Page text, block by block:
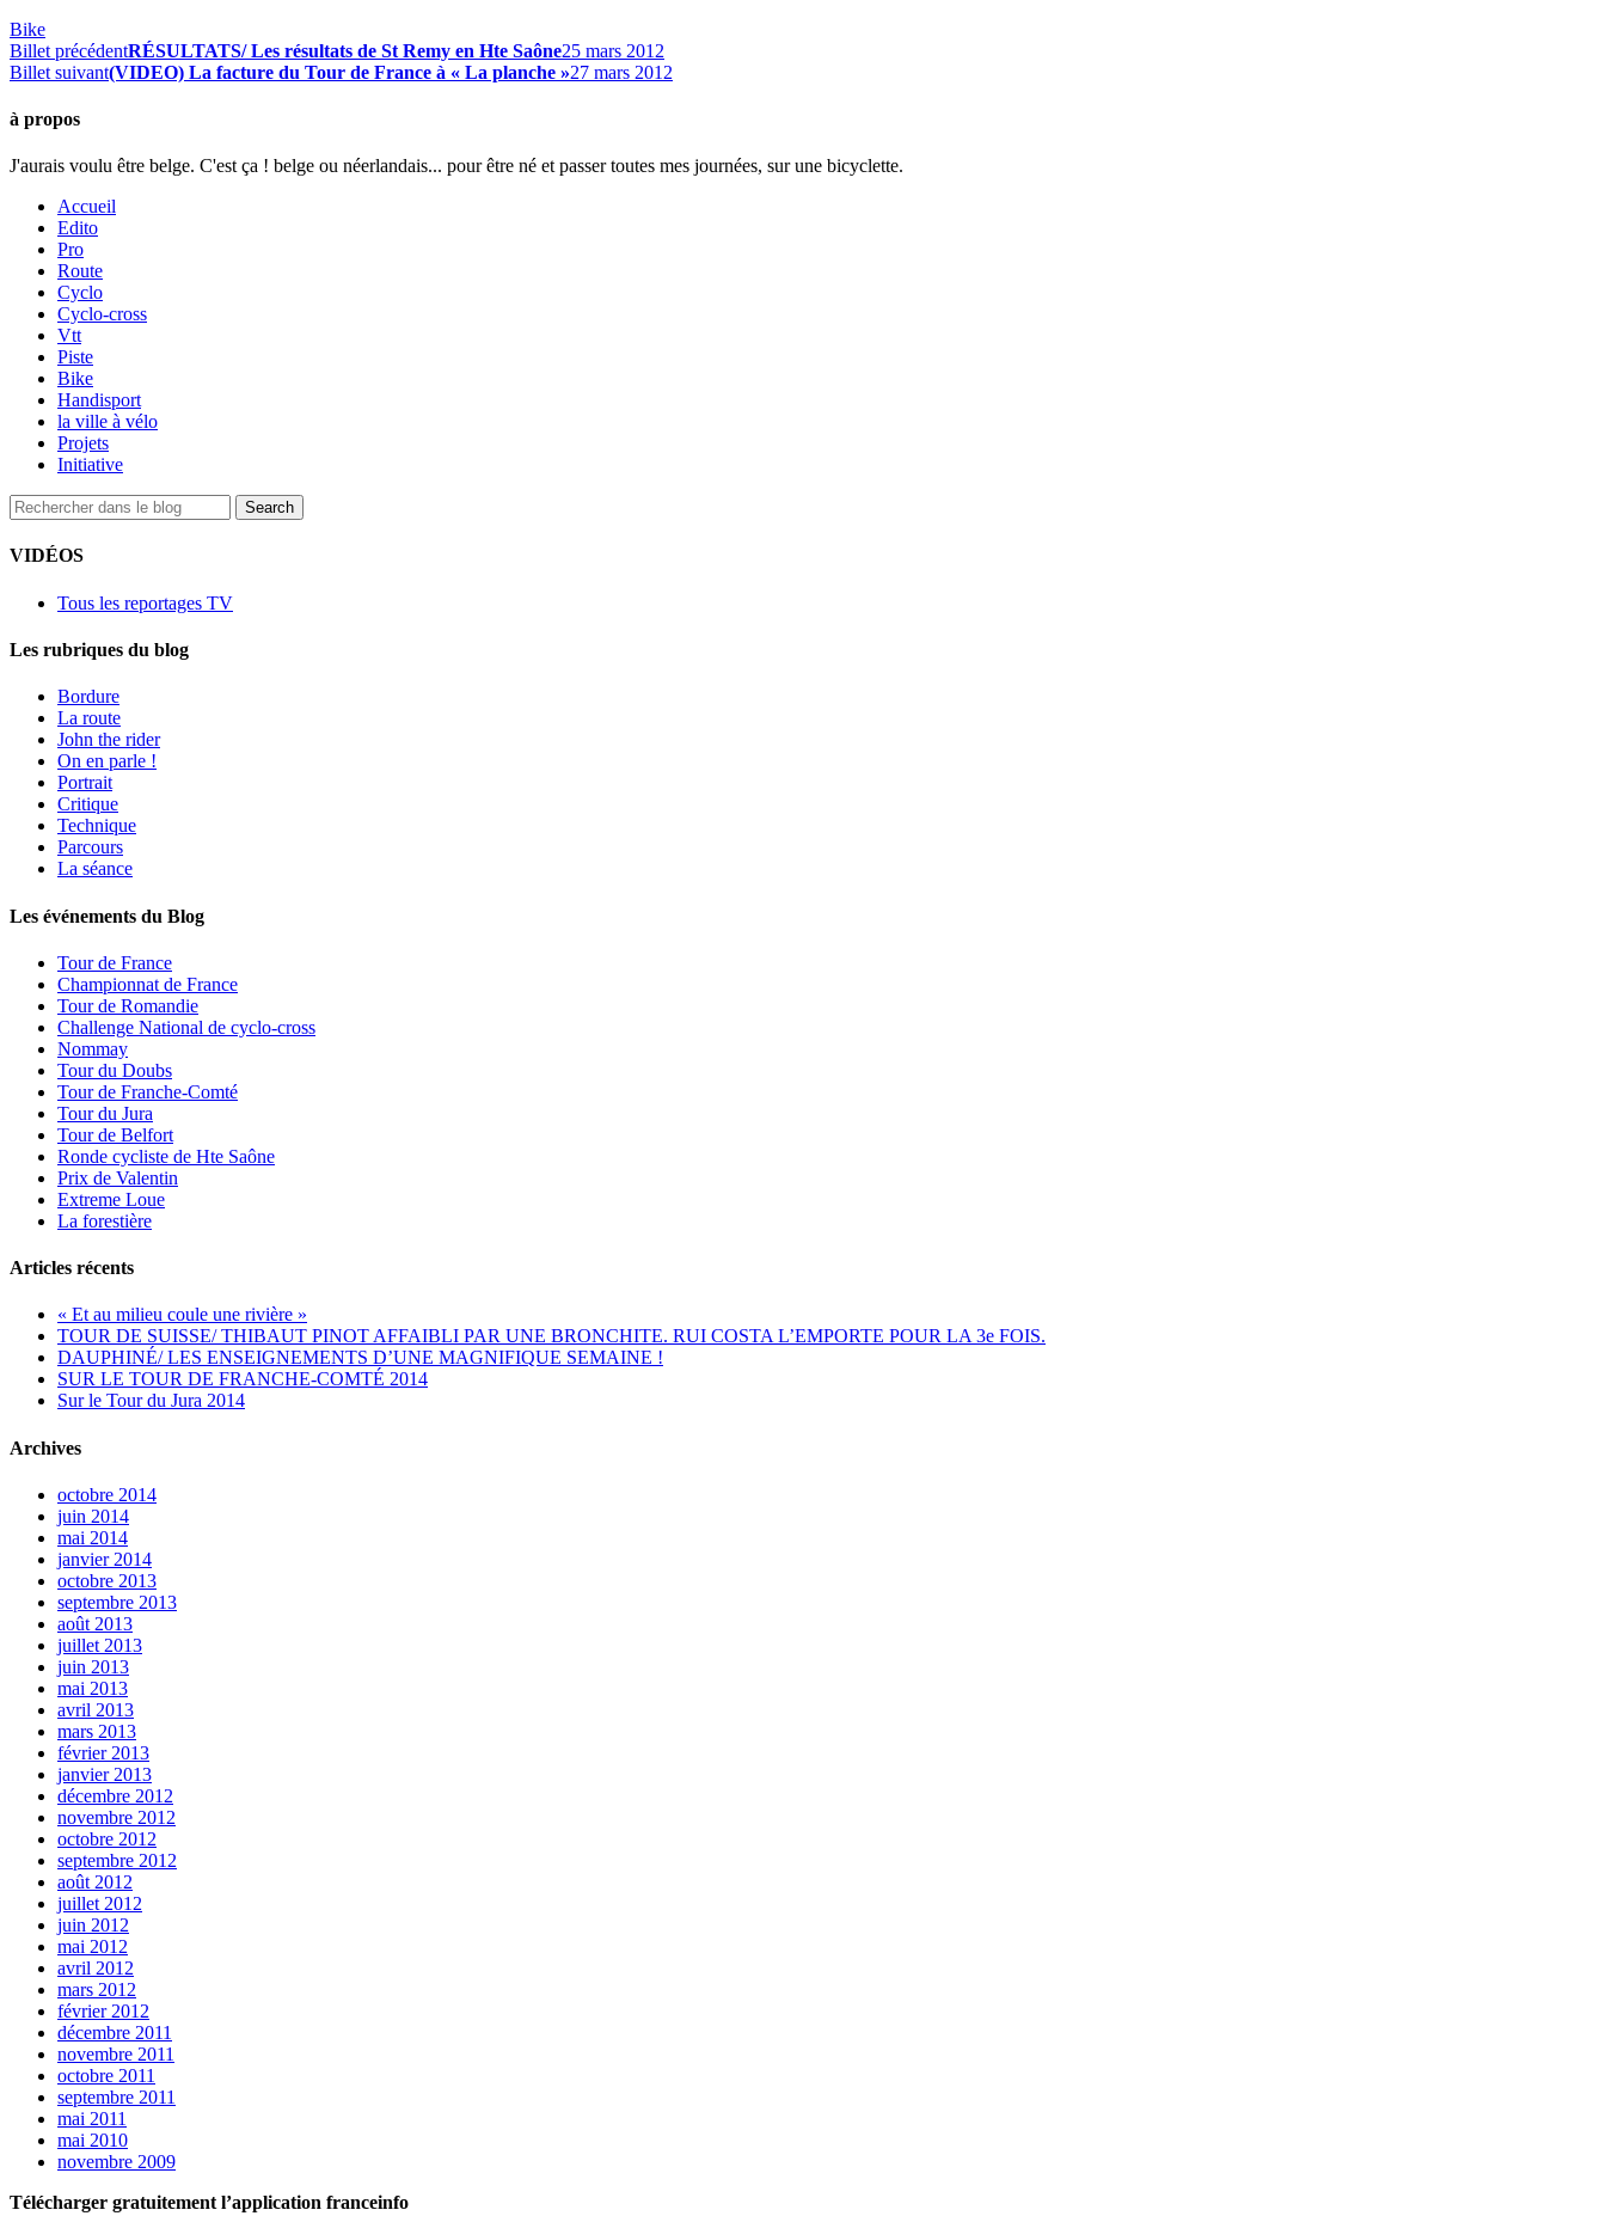
Bike
Billet précédentRÉSULTATS/ Les résultats de St Remy en Hte Saône25 mars 2012
Billet suivant(VIDEO) La facture du Tour de France à « La planche »27 mars 2012
à propos
J'aurais voulu être belge. C'est ça ! belge ou néerlandais... pour être né et passer toutes mes journées, sur une bicyclette.
Accueil
Edito
Pro
Route
Cyclo
Cyclo-cross
Vtt
Piste
Bike
Handisport
la ville à vélo
Projets
Initiative
VIDÉOS
Tous les reportages TV
Les rubriques du blog
Bordure
La route
John the rider
On en parle !
Portrait
Critique
Technique
Parcours
La séance
Les événements du Blog
Tour de France
Championnat de France
Tour de Romandie
Challenge National de cyclo-cross
Nommay
Tour du Doubs
Tour de Franche-Comté
Tour du Jura
Tour de Belfort
Ronde cycliste de Hte Saône
Prix de Valentin
Extreme Loue
La forestière
Articles récents
« Et au milieu coule une rivière »
TOUR DE SUISSE/ THIBAUT PINOT AFFAIBLI PAR UNE BRONCHITE. RUI COSTA L’EMPORTE POUR LA 3e FOIS.
DAUPHINÉ/ LES ENSEIGNEMENTS D’UNE MAGNIFIQUE SEMAINE !
SUR LE TOUR DE FRANCHE-COMTÉ 2014
Sur le Tour du Jura 2014
Archives
octobre 2014
juin 2014
mai 2014
janvier 2014
octobre 2013
septembre 2013
août 2013
juillet 2013
juin 2013
mai 2013
avril 2013
mars 2013
février 2013
janvier 2013
décembre 2012
novembre 2012
octobre 2012
septembre 2012
août 2012
juillet 2012
juin 2012
mai 2012
avril 2012
mars 2012
février 2012
décembre 2011
novembre 2011
octobre 2011
septembre 2011
mai 2011
mai 2010
novembre 2009
Télécharger gratuitement l’application franceinfo